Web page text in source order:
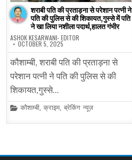
शराबी पति की प्रताड़ना से परेशान पत्नी ने
पति की पुलिस से की शिकायत,गुस्से में पति
ने खा लिया नशीला पदार्थ,हालत गंभीर
ASHOK KESARWANI- EDITOR
OCTOBER 5, 2025
कौशाम्बी, शराबी पति की प्रताड़ना से
परेशान पत्नी ने पति की पुलिस से की
शिकायत,गुस्से…
Posted
कौशाम्बी, क्राइम, ब्रेकिंग न्यूज़